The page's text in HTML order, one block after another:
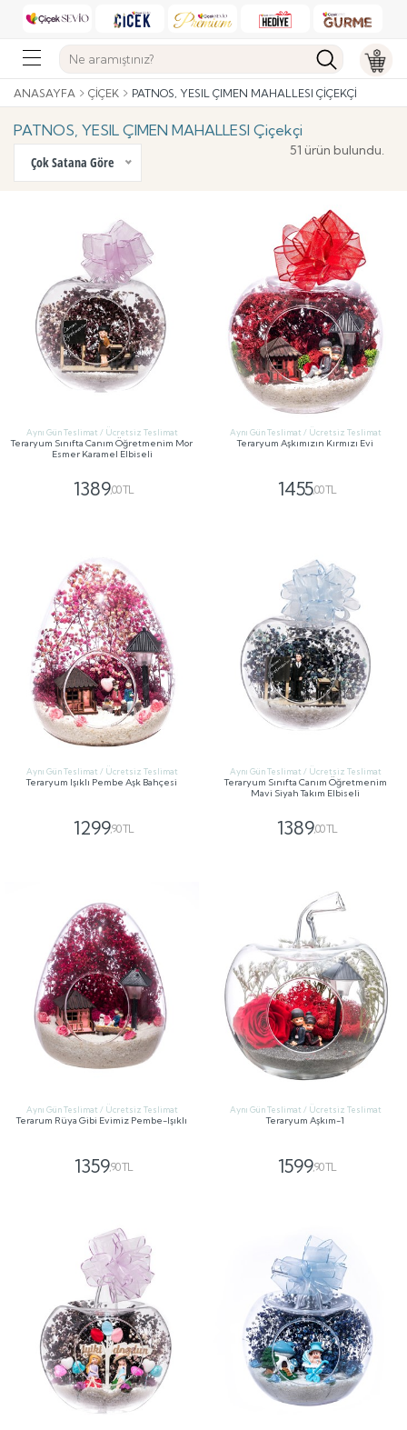
ANASAYFA ÇIÇEK PATNOS, YESIL ÇIMEN MAHALLESI ÇIÇEKÇI
PATNOS, YESIL ÇIMEN MAHALLESI Çiçekçi
Çok Satana Göre
51 ürün bulundu.
Aynı Gün Teslimat / Ücretsiz Teslimat
Teraryum Sınıfta Canım Öğretmenim Mor
Esmer Karamel Elbiseli
1389,00 TL
Aynı Gün Teslimat / Ücretsiz Teslimat
Teraryum Aşkımızın Kırmızı Evi
1455,00 TL
Aynı Gün Teslimat / Ücretsiz Teslimat
Teraryum Işıklı Pembe Aşk Bahçesi
1299,90 TL
Aynı Gün Teslimat / Ücretsiz Teslimat
Teraryum Sınıfta Canım Öğretmenim
Mavi Siyah Takım Elbiseli
1389,00 TL
Aynı Gün Teslimat / Ücretsiz Teslimat
Terarum Rüya Gibi Evimiz Pembe-Işıklı
1359,90 TL
Aynı Gün Teslimat / Ücretsiz Teslimat
Teraryum Aşkım-1
1599,90 TL